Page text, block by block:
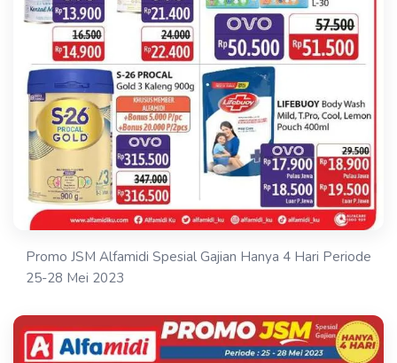
Promo JSM Alfamidi Spesial Gajian Hanya 4 Hari Periode
25-28 Mei 2023